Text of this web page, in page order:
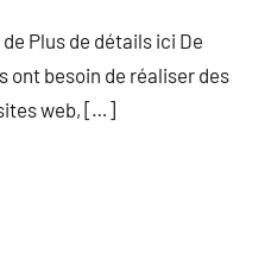
Plus de détails ici De
ont besoin de réaliser des
web, […]